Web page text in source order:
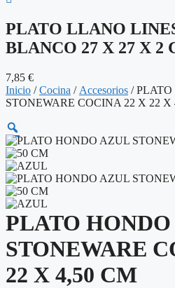
PLATO LLANO
BLANCO 27 X 27 X 2
7,85 €
Inicio /Cocina / Accesorios /
STONEWARE COCINA 22 X 22 X
PLATO
STONEWARE
22 X 4,50 CM